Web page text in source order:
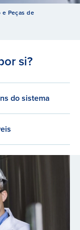
Peças de
si?
do sistema